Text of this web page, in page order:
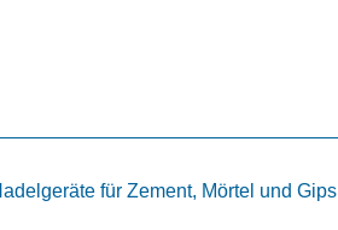
für Zement, Mörtel und Gips